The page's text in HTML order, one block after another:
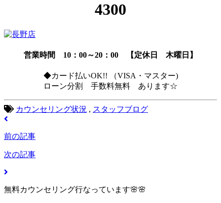
4300
営業時間 10：00～20：00 【定休日 木曜日】
◆カード払いOK!! （VISA・マスター)
ローン分割 手数料無料 あります☆
カウンセリング状況 , スタッフブログ
前の記事
次の記事
無料カウンセリング行なっています🌸🌸